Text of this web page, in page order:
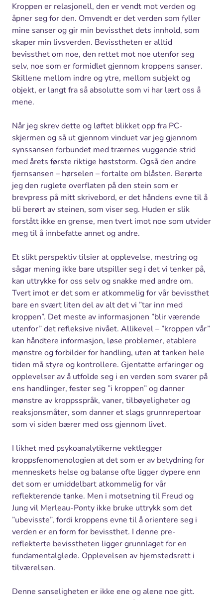
Kroppen er relasjonell, den er vendt mot verden og
åpner seg for den. Omvendt er det verden som fyller
mine sanser og gir min bevissthet dets innhold, som
skaper min livsverden. Bevisstheten er alltid
bevissthet om noe, den rettet mot noe utenfor seg
selv, noe som er formidlet gjennom kroppens sanser.
Skillene mellom indre og ytre, mellom subjekt og
objekt, er langt fra så absolutte som vi har lært oss å
mene.
Når jeg skrev dette og løftet blikket opp fra PC-
skjermen og så ut gjennom vinduet var jeg gjennom
synssansen forbundet med trærnes vuggende strid
med årets første riktige høststorm. Også den andre
fjernsansen – hørselen – fortalte om blåsten. Berørte
jeg den ruglete overflaten på den stein som er
brevpress på mitt skrivebord, er det håndens evne til å
bli berørt av steinen, som viser seg. Huden er slik
forstått ikke en grense, men tvert imot noe som utvider
meg til å innbefatte annet og andre.
Et slikt perspektiv tilsier at opplevelse, mestring og
sågar mening ikke bare utspiller seg i det vi tenker på,
kan uttrykke for oss selv og snakke med andre om.
Tvert imot er det som er atkommelig for vår bevissthet
bare en svært liten del av alt det vi ”tar inn med
kroppen”. Det meste av informasjonen ”blir værende
utenfor” det refleksive nivået. Allikevel – ”kroppen vår”
kan håndtere informasjon, løse problemer, etablere
mønstre og forbilder for handling, uten at tanken hele
tiden må styre og kontrollere. Gjentatte erfaringer og
opplevelser av å utfolde seg i en verden som svarer på
ens handlinger, fester seg ”i kroppen” og danner
mønstre av kroppsspråk, vaner, tilbøyeligheter og
reaksjonsmåter, som danner et slags grunnrepertoar
som vi siden bærer med oss gjennom livet.
I likhet med psykoanalytikerne vektlegger
kroppsfenomenologien at det som er av betydning for
menneskets helse og balanse ofte ligger dypere enn
det som er umiddelbart atkommelig for vår
reflekterende tanke. Men i motsetning til Freud og
Jung vil Merleau-Ponty ikke bruke uttrykk som det
”ubevisste”, fordi kroppens evne til å orientere seg i
verden er en form for bevissthet. I denne pre-
reflekterte bevisstheten ligger grunnlaget for en
fundamentalglede. Opplevelsen av hjemstedsrett i
tilværelsen.
Denne sanseligheten er ikke ene og alene noe gitt.